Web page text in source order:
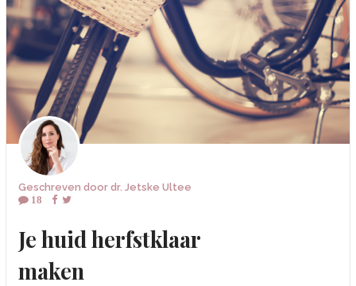
Geschreven door dr. Jetske Ultee
18
Je huid herfstklaar
maken